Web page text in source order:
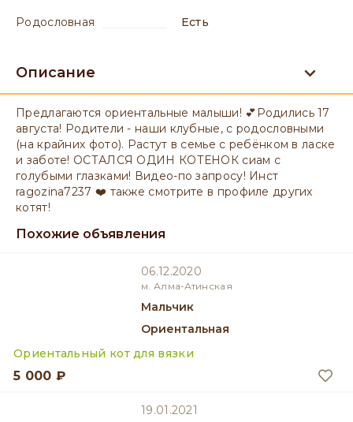
родословная есть
Описание
Предлагаются ориентальные малыши! 💕Родились 17
августа! Родители - наши клубные, с родословными
(на крайних фото). Растут в семье с ребёнком в ласке
и заботе! ОСТАЛСЯ ОДИН КОТЕНОК сиам с
голубыми глазками! Видео-по запросу! Инст
ragozina7237 ❤️ также смотрите в профиле других
котят!
Похожие объявления
06.12.2020
м. Алма-Атинская
мальчик
Ориентальная
Ориентальный кот для вязки
5 000 ₽
19.01.2021